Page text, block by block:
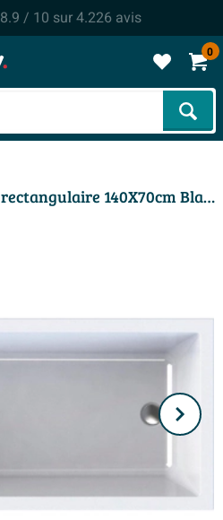
8.9 / 10 sur4.226 avis
0
Wisa Berceto Baignoire rectangulaire 140X70cm Blanc